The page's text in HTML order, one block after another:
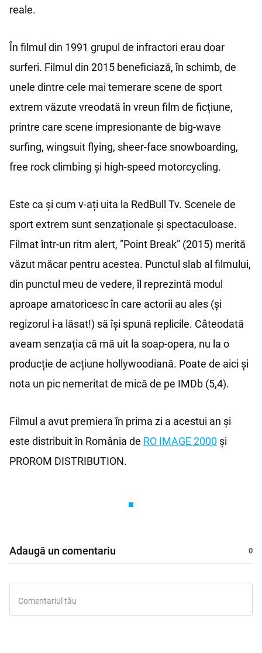
reale.
În filmul din 1991 grupul de infractori erau doar
surferi. Filmul din 2015 beneficiază, în schimb, de
unele dintre cele mai temerare scene de sport
extrem văzute vreodată în vreun film de ficțiune,
printre care scene impresionante de big-wave
surfing, wingsuit flying, sheer-face snowboarding,
free rock climbing și high-speed motorcycling.
Este ca și cum v-ați uita la RedBull Tv. Scenele de
sport extrem sunt senzaționale și spectaculoase.
Filmat într-un ritm alert, ”Point Break” (2015) merită
văzut măcar pentru acestea. Punctul slab al filmului,
din punctul meu de vedere, îl reprezintă modul
aproape amatoricesc în care actorii au ales (și
regizorul i-a lăsat!) să își spună replicile. Câteodată
aveam senzația că mă uit la soap-opera, nu la o
producție de acțiune hollywoodiană. Poate de aici și
nota un pic nemeritat de mică de pe IMDb (5,4).
Filmul a avut premiera în prima zi a acestui an și
este distribuit în România de RO IMAGE 2000 și
PROROM DISTRIBUTION.
Adaugă un comentariu